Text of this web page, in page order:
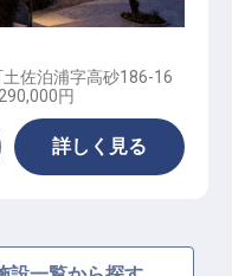
佐泊浦字高砂186-16
290,000円
詳しく見る